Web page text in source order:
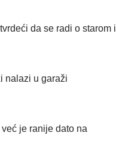
da se radi o starom i
nalazi u garaži
je ranije dato na